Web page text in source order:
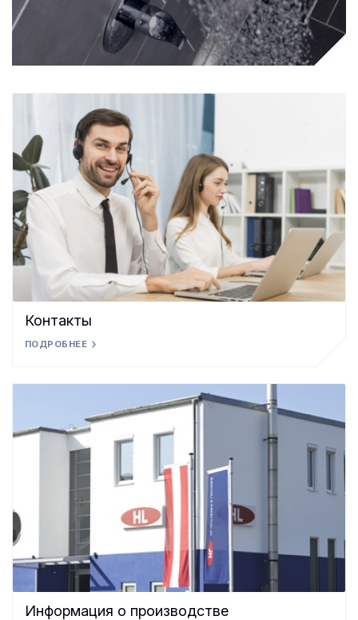
Контакты
ПОДРОБНЕЕ
Информация о производстве